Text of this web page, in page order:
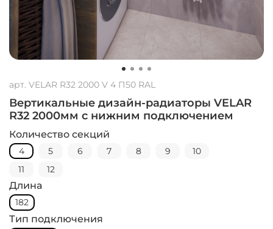
арт. VELAR R32 2000 V 4 П50 RAL
Вертикальные дизайн-радиаторы VELAR
R32 2000мм с нижним подключением
Количество секций
4 5 6 7 8 9
10
11
12
Длина
182
Тип подключения